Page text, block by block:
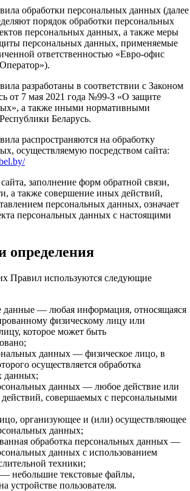
обработки персональных данных (далее
порядок обработки персональных
персональных данных, а также меры
персональных данных, применяемые
ответственностью «Евро-офис
разработаны в соответствии с Законом
от 7 мая 2021 года №99-З «О защите
а также иными нормативными
Беларусь.
распространяются на обработку
осуществляемую посредством сайта:
заполнение форм обратной связи,
а также совершение иных действий,
персональных данных, означает
персональных данных с настоящими
определения
Правил используются следующие
данные — любая информация, относящаяся
физическому лицу или
которое может быть
данных — физическое лицо, в
осуществляется обработка
данных;
данных — любое действие или
действий, совершаемых с персональными
организующее и (или) осуществляющее
данных;
обработка персональных данных —
данных с использованием
техники;
небольшие текстовые файлы,
устройстве пользователя.